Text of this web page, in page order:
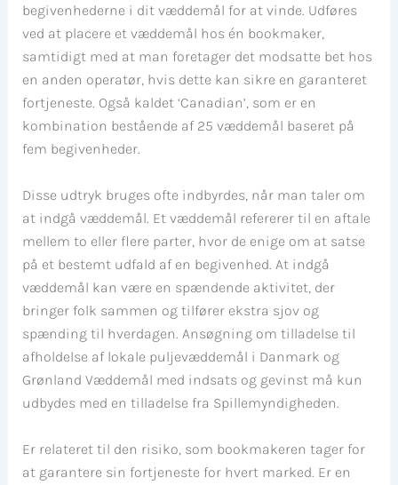
begivenhederne i dit væddemål for at vinde. Udføres
ved at placere et væddemål hos én bookmaker,
samtidigt med at man foretager det modsatte bet hos
en anden operatør, hvis dette kan sikre en garanteret
fortjeneste. Også kaldet ‘Canadian’, som er en
kombination bestående af 25 væddemål baseret på
fem begivenheder.
Disse udtryk bruges ofte indbyrdes, når man taler om
at indgå væddemål. Et væddemål refererer til en aftale
mellem to eller flere parter, hvor de enige om at satse
på et bestemt udfald af en begivenhed. At indgå
væddemål kan være en spændende aktivitet, der
bringer folk sammen og tilfører ekstra sjov og
spænding til hverdagen. Ansøgning om tilladelse til
afholdelse af lokale puljevæddemål i Danmark og
Grønland Væddemål med indsats og gevinst må kun
udbydes med en tilladelse fra Spillemyndigheden.
Er relateret til den risiko, som bookmakeren tager for
at garantere sin fortjeneste for hvert marked. Er en